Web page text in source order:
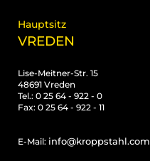
Hauptsitz
VREDEN
Lise-Meitner-Str. 15
48691 Vreden
Tel.: 0 25 64 - 922 - 0
Fax: 0 25 64 - 922 - 11
E-Mail: info@kroppstahl.com